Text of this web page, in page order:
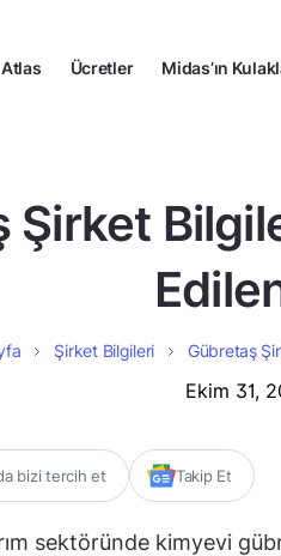
Atlas Ücretler Midas’ın
Şirket
Şirket Bilgileri Gübretaş
Ekim 31,
bizi tercih et Takip Et
sektöründe kimyevi